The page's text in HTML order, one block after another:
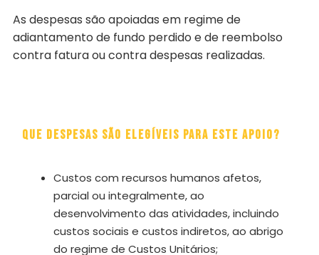
As despesas são apoiadas em regime de
adiantamento de fundo perdido e de reembolso
contra fatura ou contra despesas realizadas.
Que despesas são elegíveis para este apoio?
Custos com recursos humanos afetos,
parcial ou integralmente, ao
desenvolvimento das atividades, incluindo
custos sociais e custos indiretos, ao abrigo
do regime de Custos Unitários;